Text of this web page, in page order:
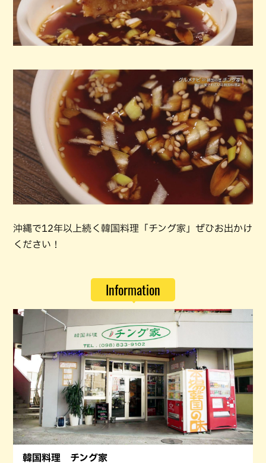
沖縄で12年以上続く韓国料理「チング家」ぜひお出かけ
ください！
Information
韓国料理 チング家